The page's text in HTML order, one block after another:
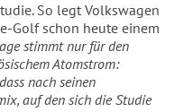
So legt Volkswagen
Golf schon heute einem
stimmt nur für den
Atomstrom:
nach seinen
auf den sich die Studie